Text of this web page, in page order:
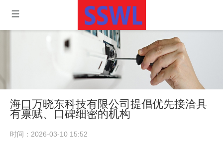
海口万晓东科技有限公司提倡优先接洽具
有禀赋、口碑细密的机构
时间：2026-03-10 15:52